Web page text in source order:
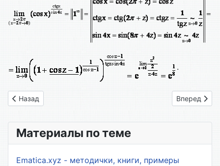
.
Предыдущий: 6.3. Вычисление пределов функций с
Назад Следующий:
Вперед
Материалы по теме
Ematica.xyz - методички, книги, примеры